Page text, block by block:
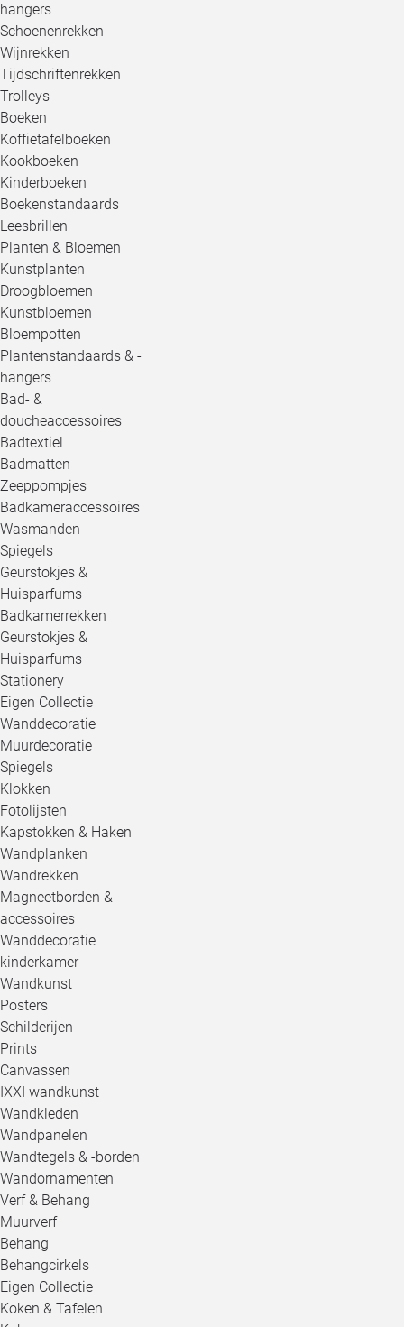
hangers
Schoenenrekken
Wijnrekken
Tijdschriftenrekken
Trolleys
Boeken
Koffietafelboeken
Kookboeken
Kinderboeken
Boekenstandaards
Leesbrillen
Planten & Bloemen
Kunstplanten
Droogbloemen
Kunstbloemen
Bloempotten
Plantenstandaards & -
hangers
Bad- &
doucheaccessoires
Badtextiel
Badmatten
Zeeppompjes
Badkameraccessoires
Wasmanden
Spiegels
Geurstokjes &
Huisparfums
Badkamerrekken
Geurstokjes &
Huisparfums
Stationery
Eigen Collectie
Wanddecoratie
Muurdecoratie
Spiegels
Klokken
Fotolijsten
Kapstokken & Haken
Wandplanken
Wandrekken
Magneetborden & -
accessoires
Wanddecoratie
kinderkamer
Wandkunst
Posters
Schilderijen
Prints
Canvassen
IXXI wandkunst
Wandkleden
Wandpanelen
Wandtegels & -borden
Wandornamenten
Verf & Behang
Muurverf
Behang
Behangcirkels
Eigen Collectie
Koken & Tafelen